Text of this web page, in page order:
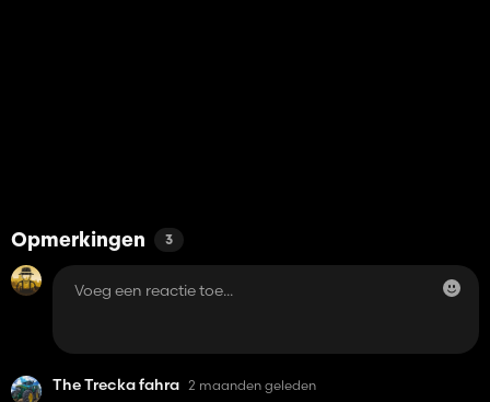
Opmerkingen 3
The Trecka fahra 2 maanden geleden